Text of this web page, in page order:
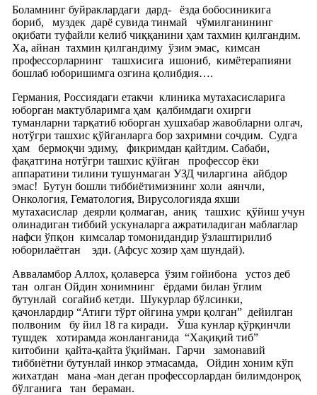
Боламнинг буйраклардаги дард-
ёзда бобосиникига
бориб,
муздек дарё сувида тинмай
чўмилганининг
оқибати туфайли келиб чиққанини ҳам тахмин қилгандим.
Ха, айнан тахмин қилгандиму ўзим эмас, кимсан
профессорларнинг
ташхисига ишониб, кимётерапияни
бошлаб юборишимга озгина қолибдия….
Германия, Россиядаги етакчи клиника мутахасисларига
юборган мактубларимга ҳам қалбимдаги охирги
туманларни тарқатиб юборган хушхабар жавобларни олгач,
нотўгри ташхис қўйганларга бор захримни сочдим. Судга
ҳам
бермоқчи эдиму,
фикримдан қайтдим. Сабаби,
фақатгина нотўгри ташхис қўйган
профессор ёки
аппаратини тилини тушунмаган УЗД чиларгина айбдор
эмас! Бутун бошли тиббиётимизнинг холи аянчли,
Онкология, Гематология, Вирусологияда яхши
мутахасислар деярли қолмаган, аниқ ташхис қўйиш учун
олинадиган тиббий ускуналарга ажратиладиган маблаглар
нафси ўпқон кимсалар томонидандир ўзлаштирилиб
юборилаётган
эди. (Афсус хозир ҳам шундай).
Авваламбор Аллох, қолаверса ўзим гойибона
устоз деб
тан олган Ойдин хонимнинг
ёрдами билан ўглим
бутунлай согайиб кетди. Шукурлар бўлсинки,
қачонлардир “Атиги тўрт ойгина умри қолган” дейилган
полвоним
бу йил 18 га киради.
Ўша кунлар қўрқинчли
тушдек
хотирамда жонланганида “Хақиқий тиб”
китобини қайта-қайта ўқийман. Гарчи
замонавий
тиббиётни бутунлай инкор этмасамда,
Ойдин хоним кўп
жихатдан
мана -ман деган профессорлардан билимдонроқ
бўлганига
тан бераман.